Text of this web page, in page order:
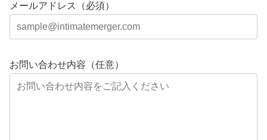
メールアドレス（必須）
お問い合わせ内容（任意）